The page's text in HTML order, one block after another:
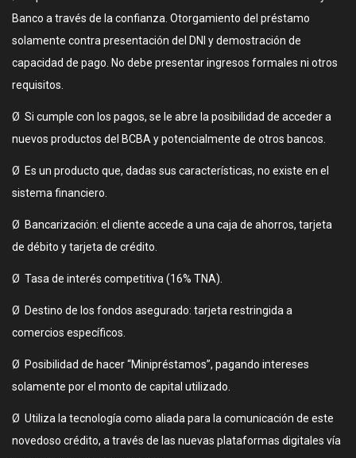
Banco a través de la confianza. Otorgamiento del préstamo
solamente contra presentación del DNI y demostración de
capacidad de pago. No debe presentar ingresos formales ni otros
requisitos.
Ø Si cumple con los pagos, se le abre la posibilidad de acceder a
nuevos productos del BCBA y potencialmente de otros bancos.
Ø Es un producto que, dadas sus características, no existe en el
sistema financiero.
Ø Bancarización: el cliente accede a una caja de ahorros, tarjeta
de débito y tarjeta de crédito.
Ø Tasa de interés competitiva (16% TNA).
Ø Destino de los fondos asegurado: tarjeta restringida a
comercios específicos.
Ø Posibilidad de hacer “Minipréstamos”, pagando intereses
solamente por el monto de capital utilizado.
Ø Utiliza la tecnología como aliada para la comunicación de este
novedoso crédito, a través de las nuevas plataformas digitales vía